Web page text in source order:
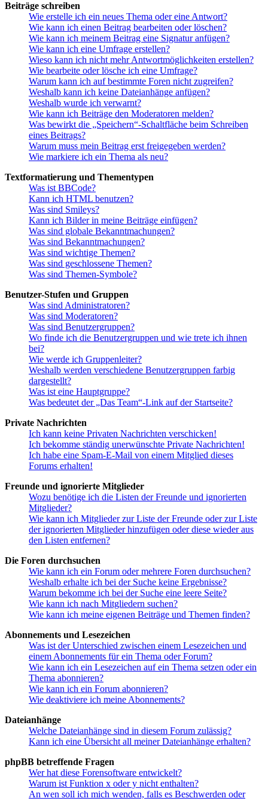
Beiträge schreiben
Wie erstelle ich ein neues Thema oder eine Antwort?
Wie kann ich einen Beitrag bearbeiten oder löschen?
Wie kann ich meinem Beitrag eine Signatur anfügen?
Wie kann ich eine Umfrage erstellen?
Wieso kann ich nicht mehr Antwortmöglichkeiten erstellen?
Wie bearbeite oder lösche ich eine Umfrage?
Warum kann ich auf bestimmte Foren nicht zugreifen?
Weshalb kann ich keine Dateianhänge anfügen?
Weshalb wurde ich verwarnt?
Wie kann ich Beiträge den Moderatoren melden?
Was bewirkt die „Speichern“-Schaltfläche beim Schreiben
eines Beitrags?
Warum muss mein Beitrag erst freigegeben werden?
Wie markiere ich ein Thema als neu?
Textformatierung und Thementypen
Was ist BBCode?
Kann ich HTML benutzen?
Was sind Smileys?
Kann ich Bilder in meine Beiträge einfügen?
Was sind globale Bekanntmachungen?
Was sind Bekanntmachungen?
Was sind wichtige Themen?
Was sind geschlossene Themen?
Was sind Themen-Symbole?
Benutzer-Stufen und Gruppen
Was sind Administratoren?
Was sind Moderatoren?
Was sind Benutzergruppen?
Wo finde ich die Benutzergruppen und wie trete ich ihnen
bei?
Wie werde ich Gruppenleiter?
Weshalb werden verschiedene Benutzergruppen farbig
dargestellt?
Was ist eine Hauptgruppe?
Was bedeutet der „Das Team“-Link auf der Startseite?
Private Nachrichten
Ich kann keine Privaten Nachrichten verschicken!
Ich bekomme ständig unerwünschte Private Nachrichten!
Ich habe eine Spam-E-Mail von einem Mitglied dieses
Forums erhalten!
Freunde und ignorierte Mitglieder
Wozu benötige ich die Listen der Freunde und ignorierten
Mitglieder?
Wie kann ich Mitglieder zur Liste der Freunde oder zur Liste
der ignorierten Mitglieder hinzufügen oder diese wieder aus
den Listen entfernen?
Die Foren durchsuchen
Wie kann ich ein Forum oder mehrere Foren durchsuchen?
Weshalb erhalte ich bei der Suche keine Ergebnisse?
Warum bekomme ich bei der Suche eine leere Seite?
Wie kann ich nach Mitgliedern suchen?
Wie kann ich meine eigenen Beiträge und Themen finden?
Abonnements und Lesezeichen
Was ist der Unterschied zwischen einem Lesezeichen und
einem Abonnements für ein Thema oder Forum?
Wie kann ich ein Lesezeichen auf ein Thema setzen oder ein
Thema abonnieren?
Wie kann ich ein Forum abonnieren?
Wie deaktiviere ich meine Abonnements?
Dateianhänge
Welche Dateianhänge sind in diesem Forum zulässig?
Kann ich eine Übersicht all meiner Dateianhänge erhalten?
phpBB betreffende Fragen
Wer hat diese Forensoftware entwickelt?
Warum ist Funktion x oder y nicht enthalten?
An wen soll ich mich wenden, falls es Beschwerden oder